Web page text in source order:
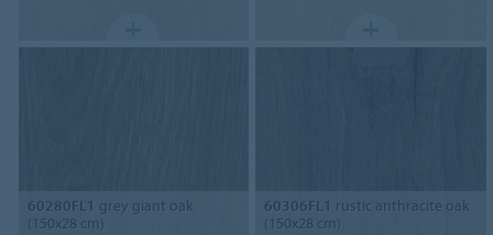
60280FL1 grey giant oak
(150x28 cm)
60306FL1 rustic anthracite oak
(150x28 cm)